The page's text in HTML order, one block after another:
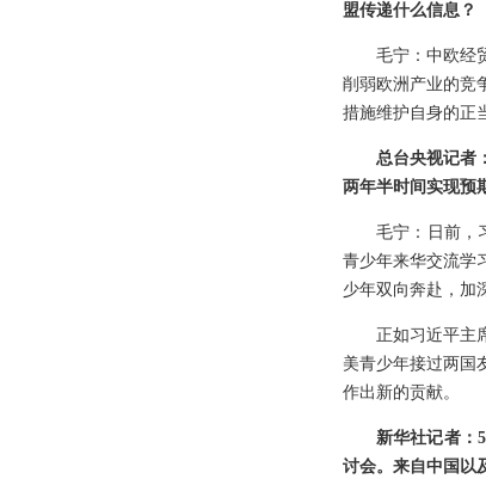
盟传递什么信息？
毛宁：中欧经
削弱欧洲产业的竞
措施维护自身的正
总台央视记者
两年半时间实现预
毛宁：日前，
青少年来华交流学
少年双向奔赴，加
正如习近平主
美青少年接过两国
作出新的贡献。
新华社记者：
讨会。来自中国以